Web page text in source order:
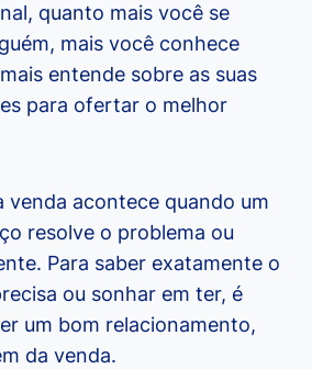
quanto mais você se
mais você conhece
entende sobre as suas
para ofertar o melhor
venda acontece quando um
resolve o problema ou
Para saber exatamente o
ou sonhar em ter, é
um bom relacionamento,
da venda.